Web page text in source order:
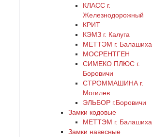
КЛАСС г.
Железнодорожный
КРИТ
КЭМЗ г. Калуга
МЕТТЭМ г. Балашиха
МОСРЕНТГЕН
СИМЕКО ПЛЮС г.
Боровичи
СТРОММАШИНА г.
Могилев
ЭЛЬБОР г.Боровичи
Замки кодовые
МЕТТЭМ г. Балашиха
Замки навесные